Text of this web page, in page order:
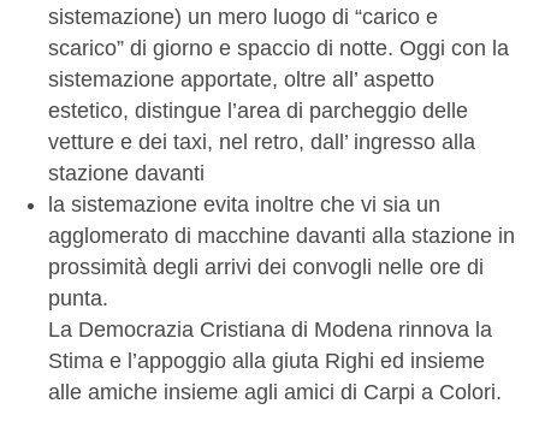
sistemazione) un mero luogo di “carico e
scarico” di giorno e spaccio di notte. Oggi con la
sistemazione apportate, oltre all’ aspetto
estetico, distingue l’area di parcheggio delle
vetture e dei taxi, nel retro, dall’ ingresso alla
stazione davanti
la sistemazione evita inoltre che vi sia un
agglomerato di macchine davanti alla stazione in
prossimità degli arrivi dei convogli nelle ore di
punta.
La Democrazia Cristiana di Modena rinnova la
Stima e l’appoggio alla giuta Righi ed insieme
alle amiche insieme agli amici di Carpi a Colori.